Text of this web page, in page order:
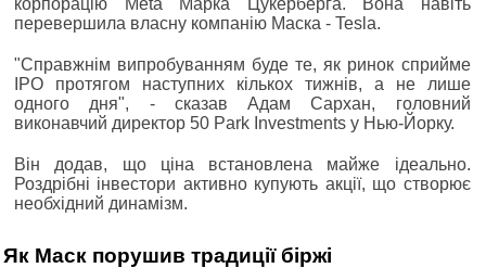
перевершила власну компанію Маска - Tesla.
"Справжнім випробуванням буде те, як ринок сприйме
IPO протягом наступних кількох тижнів, а не лише
одного дня", - сказав Адам Сархан, головний
виконавчий директор 50 Park Investments у Нью-Йорку.
Він додав, що ціна встановлена майже ідеально.
Роздрібні інвестори активно купують акції, що створює
необхідний динамізм.
Як Маск порушив традиції біржі